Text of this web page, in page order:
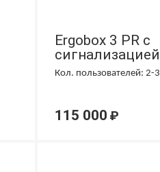
Ergobox 3 PR с
сигнализацией
Кол. пользователей: 2-3
115 000 ₽